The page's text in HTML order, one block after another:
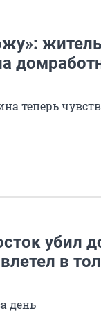
теперь
убил
в
день